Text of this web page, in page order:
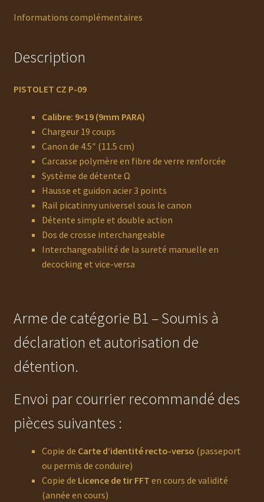
Informations complémentaires
Description
PISTOLET CZ P-09
Calibre: 9×19 (9mm PARA)
Chargeur 19 coups
Canon de 4.5″ (11.5 cm)
Carcasse polymère en fibre de verre renforcée
Système de détente Ω
Hausse et guidon acier 3 points
Rail picatinny universel sous le canon
Détente simple et double action
Dos de crosse interchangeable
Interchangeabilité de la sureté manuelle en
decocking et vice-versa
Arme de catégorie B1 – Soumis à
déclaration et autorisation de
détention.
Envoi par courrier recommandé des
pièces suivantes :
Copie de Carte d’identité recto-verso (passeport
ou permis de conduire)
Copie de Licence de tir FFT en cours de validité
(année en cours)